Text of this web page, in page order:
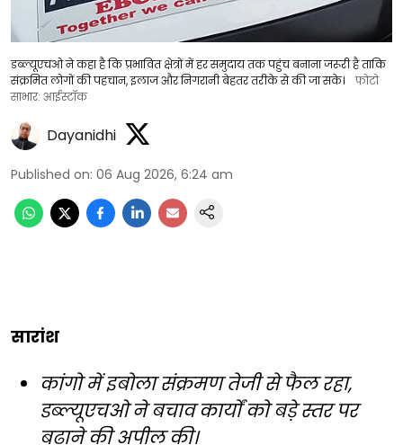
डब्ल्यूएचओ ने कहा है कि प्रभावित क्षेत्रों में हर समुदाय तक पहुंच बनाना जरूरी है ताकि
संक्रमित लोगों की पहचान, इलाज और निगरानी बेहतर तरीके से की जा सके।
फोटो
साभार: आईस्टॉक
Dayanidhi
Published on: 06 Aug 2026, 6:24 am
सारांश
कांगो में इबोला संक्रमण तेजी से फैल रहा,
डब्ल्यूएचओ ने बचाव कार्यों को बड़े स्तर पर
बढ़ाने की अपील की।